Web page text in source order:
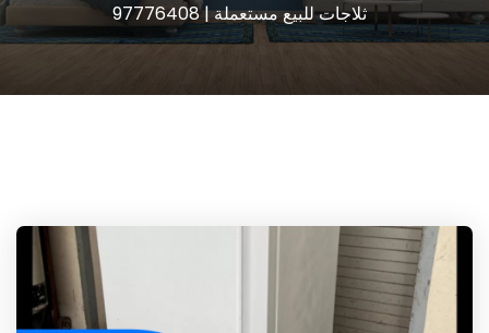
ثلاجات للبيع مستعملة | 97776408